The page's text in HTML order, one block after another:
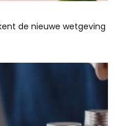
de nieuwe wetgeving